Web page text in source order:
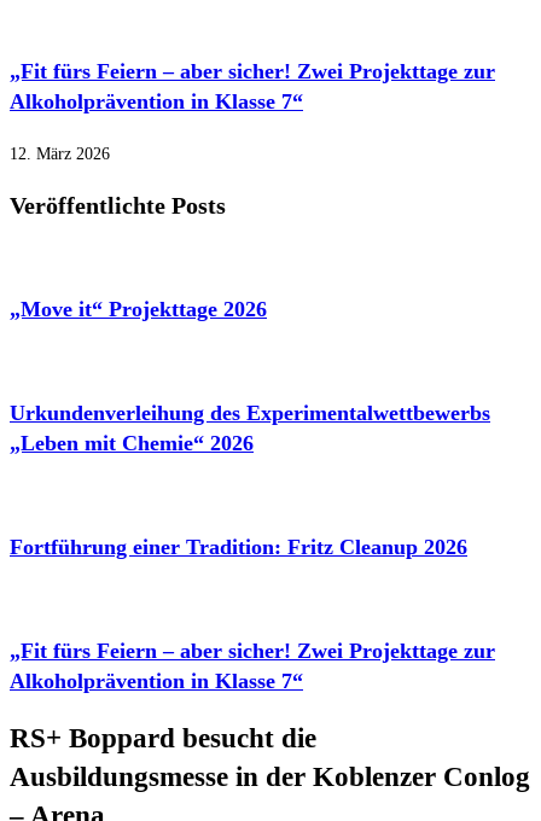
„Fit fürs Feiern – aber sicher! Zwei Projekttage zur
Alkoholprävention in Klasse 7“
12. März 2026
Veröffentlichte Posts
„Move it“ Projekttage 2026
Urkundenverleihung des Experimentalwettbewerbs
„Leben mit Chemie“ 2026
Fortführung einer Tradition: Fritz Cleanup 2026
„Fit fürs Feiern – aber sicher! Zwei Projekttage zur
Alkoholprävention in Klasse 7“
RS+ Boppard besucht die
Ausbildungsmesse in der Koblenzer Conlog